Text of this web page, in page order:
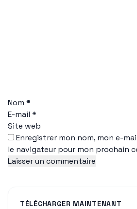
Nom *
E-mail *
Site web
Enregistrer mon nom, mon e-
le navigateur pour mon prochain
TÉLÉCHARGER MAINTENANT